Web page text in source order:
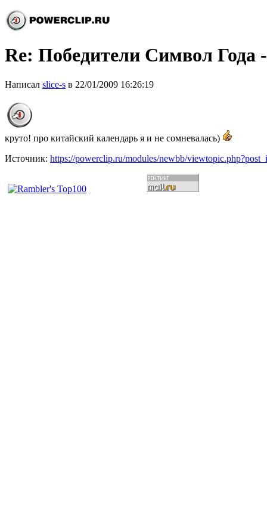
Re: Победители Символ Года
Написал slice-s в 22/01/2009 16:26:19
круто! про китайский календарь я и не сомневалась)
Источник: https://powerclip.ru/modules/newbb/